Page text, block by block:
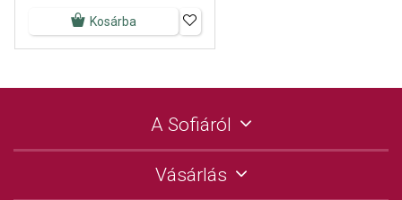
Kosárba
A Sofiáról
Vásárlás